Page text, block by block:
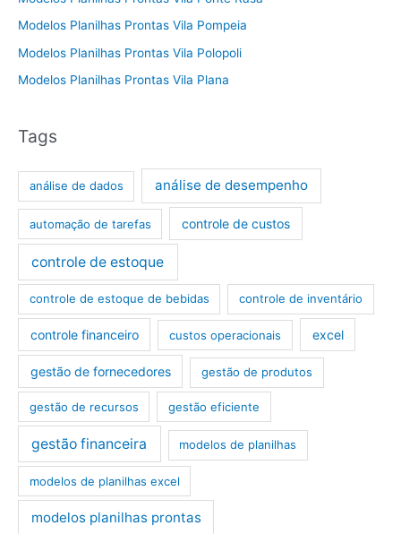
Modelos Planilhas Prontas Vila Pompeia
Modelos Planilhas Prontas Vila Polopoli
Modelos Planilhas Prontas Vila Plana
Tags
análise de dados análise de desempenho
automação de tarefas controle de custos
controle de estoque
controle de estoque de bebidas controle de inventário
controle financeiro custos operacionais excel
gestão de fornecedores gestão de produtos
gestão de recursos gestão eficiente
gestão financeira modelos de planilhas
modelos de planilhas excel
modelos planilhas prontas